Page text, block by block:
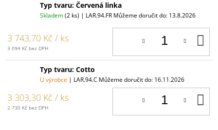
Typ tvaru: Červená linka
Skladem(2 ks) | LAR.94.FR Můžeme doručit do: 13.8.2026
3 743,70 Kč / ks
3 094 Kč bez DPH
Typ tvaru: Cotto
U výrobce | LAR.94.C Můžeme doručit do: 16.11.2026
3 303,30 Kč / ks
2 730 Kč bez DPH